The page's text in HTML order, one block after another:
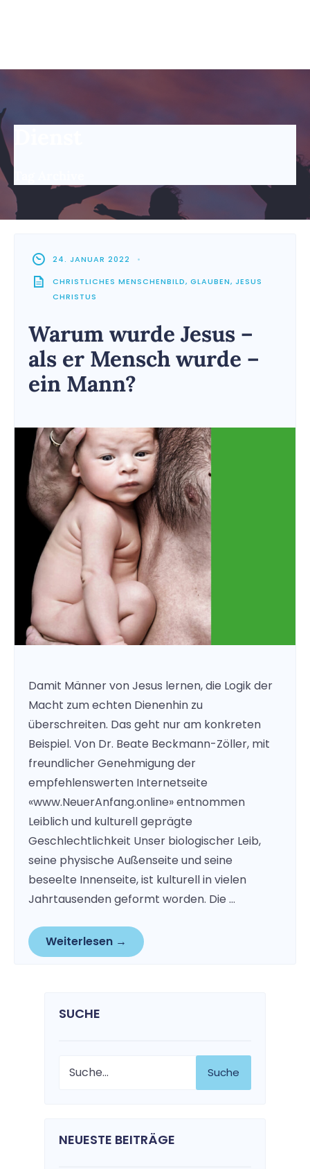
24. JANUAR 2022
•
CHRISTLICHES MENSCHENBILD, GLAUBEN, JESUS
CHRISTUS
Warum wurde Jesus –
als er Mensch wurde –
ein Mann?
Damit Männer von Jesus lernen, die Logik der
Macht zum echten Dienenhin zu
überschreiten. Das geht nur am konkreten
Beispiel. Von Dr. Beate Beckmann-Zöller, mit
freundlicher Genehmigung der
empfehlenswerten Internetseite
«www.NeuerAnfang.online» entnommen
Leiblich und kulturell geprägte
Geschlechtlichkeit Unser biologischer Leib,
seine physische Außenseite und seine
beseelte Innenseite, ist kulturell in vielen
Jahrtausenden geformt worden. Die …
Weiterlesen →
SUCHE
Suche
NEUESTE BEITRÄGE